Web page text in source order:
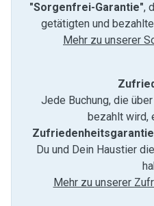
"Sorgenfrei-Garantie",
getätigten und
Mehr zu unserer
Jede Buchung, die
bezahlt wird,
Zufriedenheitsgarantie
Du und Dein Haustier
Mehr zu unserer